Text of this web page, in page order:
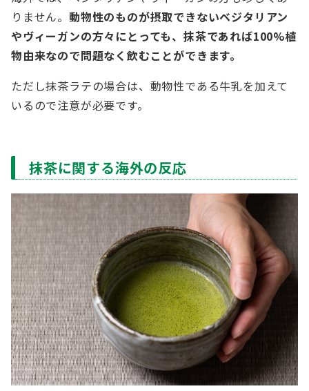
りません。 動物性のものが摂取できないベジタリアン
やヴィーガンの方々にとっても、抹茶であれば100%植
物由来なので問題なく飲むことができます。
ただし抹茶ラテの場合は、動物性である牛乳を加えて
いるので注意が必要です。
抹茶に関する海外の反応